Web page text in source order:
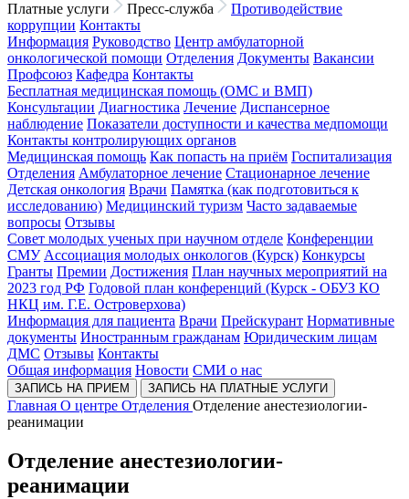
Платные услуги
Пресс-служба
Противодействие
коррупции Контакты
Информация Руководство Центр амбулаторной
онкологической помощи Отделения Документы Вакансии
Профсоюз Кафедра Контакты
Бесплатная медицинская помощь (ОМС и ВМП)
Консультации Диагностика Лечение Диспансерное
наблюдение Показатели доступности и качества медпомощи
Контакты контролирующих органов
Медицинская помощь Как попасть на приём Госпитализация
Отделения Амбулаторное лечение Стационарное лечение
Детская онкология Врачи Памятка (как подготовиться к
исследованию) Медицинский туризм Часто задаваемые
вопросы Отзывы
Совет молодых ученых при научном отделе Конференции
СМУ Ассоциация молодых онкологов (Курск) Конкурсы
Гранты Премии Достижения План научных мероприятий на
2023 год РФ Годовой план конференций (Курск - ОБУЗ КО
НКЦ им. Г.Е. Островерхова)
Информация для пациента Врачи Прейскурант Нормативные
документы Иностранным гражданам Юридическим лицам
ДМС Отзывы Контакты
Общая информация Новости СМИ о нас
ЗАПИСЬ НА ПРИЕМ ЗАПИСЬ НА ПЛАТНЫЕ УСЛУГИ
Главная О центре Отделения Отделение анестезиологии-
реанимации
Отделение анестезиологии-
реанимации